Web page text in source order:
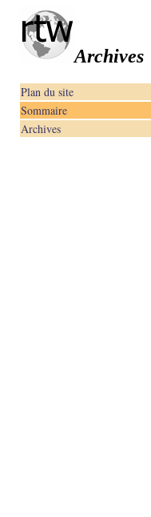
Archives
Plan du site
Sommaire
Archives